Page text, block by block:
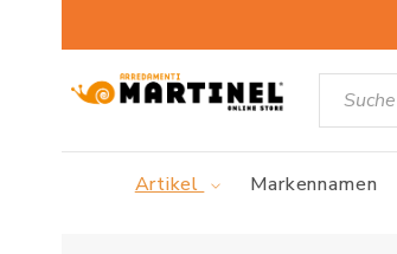
Artikel Markennamen